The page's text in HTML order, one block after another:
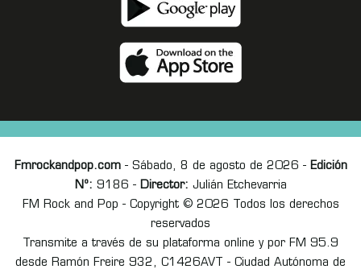
Fmrockandpop.com- Sábado, 8 de agosto de 2026 - Edición
Nº: 9186 - Director: Julián Etchevarria
FM Rock and Pop - Copyright © 2026 Todos los derechos
reservados
Transmite a través de su plataforma online y por FM 95.9
desde Ramón Freire 932, C1426AVT - Ciudad Autónoma de